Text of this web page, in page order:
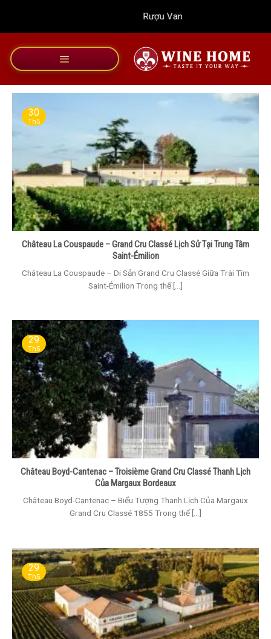
dung
Rượu Vang Wine Home
Château La Couspaude – Grand Cru Classé Lịch Sử Tại Trung Tâm
Saint-Émilion
Château La Couspaude – Di Sản Grand Cru Classé Giữa Trái Tim
Saint-Émilion Trong thế [...]
30
Th5
Château Boyd-Cantenac – Troisième Grand Cru Classé Thanh Lịch
Của Margaux Bordeaux
Château Boyd-Cantenac – Biểu Tượng Thanh Lịch Của Margaux
Grand Cru Classé 1855 Trong thế [...]
29
Th5
29
Th5